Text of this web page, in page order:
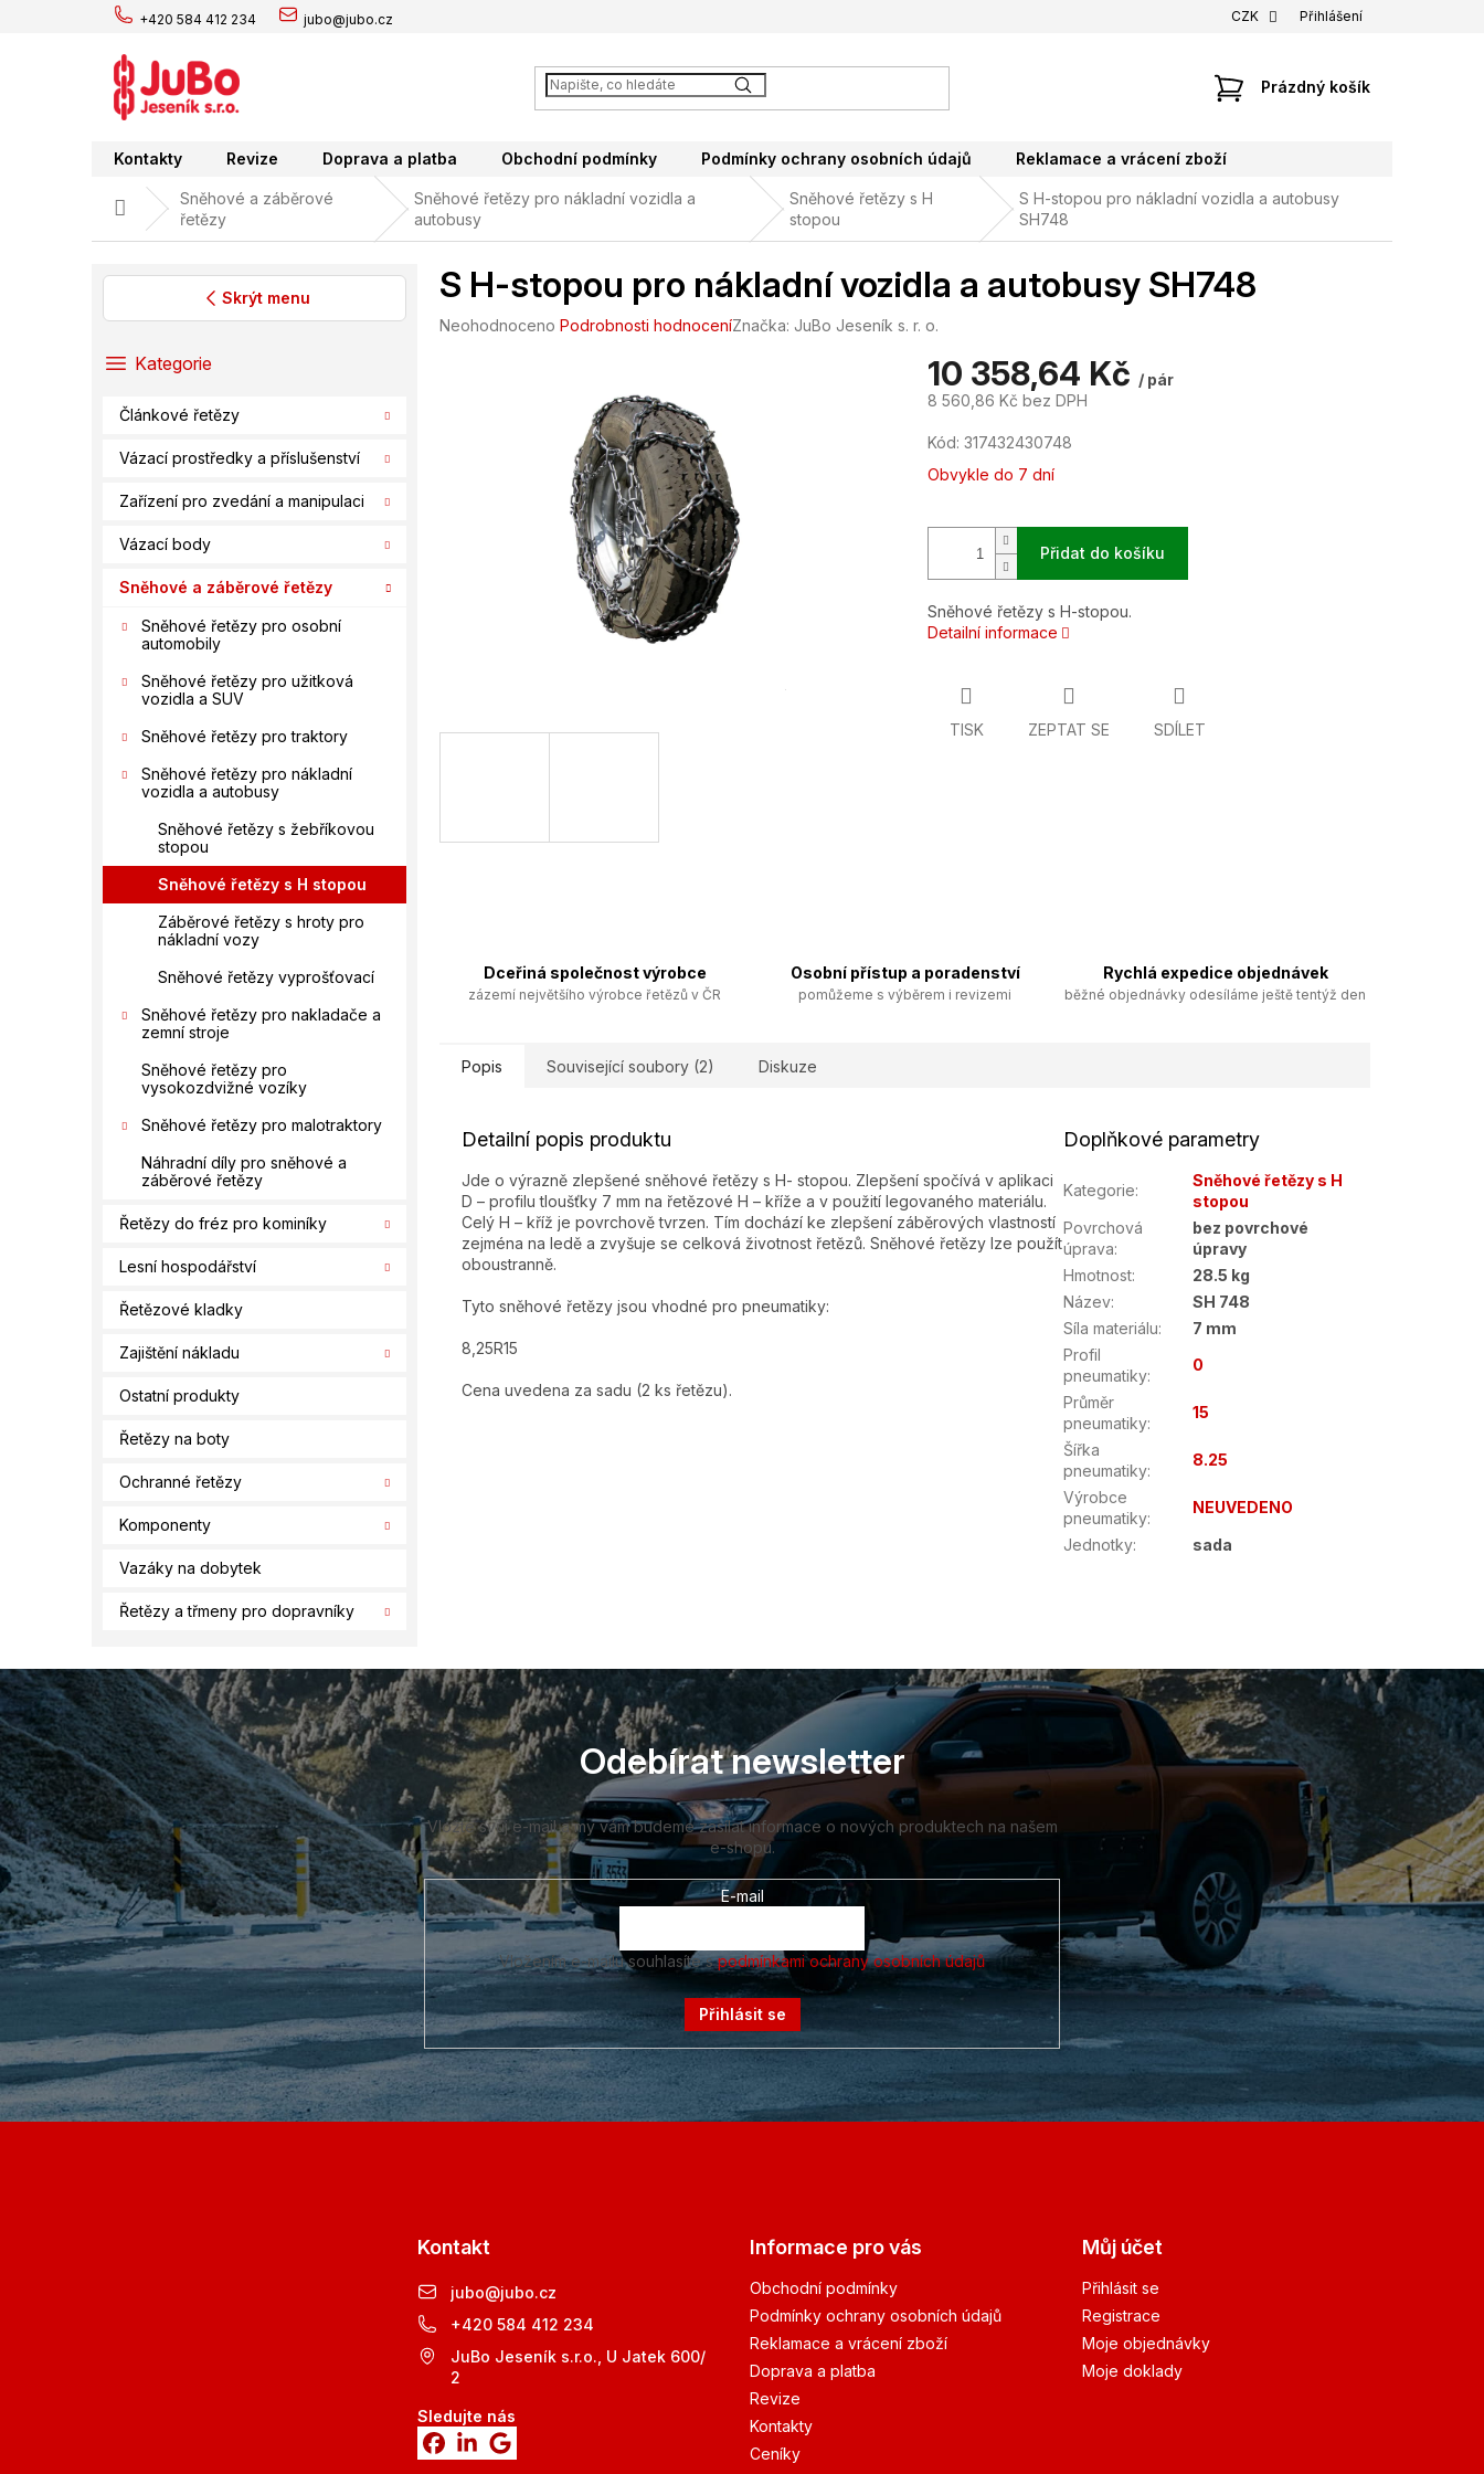
+420 584 412 234 jubo@jubo.cz CZK Přihlášení
NÁKUPNÍ
Prázdný košík
Kontakty Revize Doprava a platba Obchodní podmínky Podmínky ochrany osobních údajů Reklamace a vrácení zboží
Domů
Sněhové a záběrové
řetězy
Sněhové řetězy pro nákladní vozidla a
autobusy
Sněhové řetězy s H
stopou
S H-stopou pro nákladní vozidla a autobusy
SH748
Skrýt menu
PřeskočitKategorie
Článkové řetězy
Vázací prostředky a příslušenství
Zařízení pro zvedání a manipulaci
Vázací body
Sněhové a záběrové řetězy
Sněhové řetězy pro osobní
automobily
Sněhové řetězy pro užitková
vozidla a SUV
Sněhové řetězy pro traktory
Sněhové řetězy pro nákladní
vozidla a autobusy
Sněhové řetězy s žebříkovou
stopou
Sněhové řetězy s H stopou
Záběrové řetězy s hroty pro
nákladní vozy
Sněhové řetězy vyprošťovací
Sněhové řetězy pro nakladače a
zemní stroje
Sněhové řetězy pro
vysokozdvižné vozíky
Sněhové řetězy pro malotraktory
Náhradní díly pro sněhové a
záběrové řetězy
Řetězy do fréz pro kominíky
Lesní hospodářství
Řetězové kladky
Zajištění nákladu
Ostatní produkty
Řetězy na boty
Ochranné řetězy
Komponenty
Vazáky na dobytek
Řetězy a třmeny pro dopravníky
S H-stopou pro nákladní vozidla a autobusy SH748
Průměrné
Neohodnoceno Podrobnosti hodnoceníZnačka: JuBo Jeseník s. r. o.
10 358,64 Kč / pár
8 560,86 Kč bez DPH
Měrná
cena:
Kód: 317432430748
Obvykle do 7 dní
Přidat do košíku
Sněhové řetězy s H-stopou.
Detailní informace
TISK ZEPTAT SE SDÍLET
Dceřiná společnost výrobce
zázemí největšího výrobce řetězů v ČR
Osobní přístup a poradenství
pomůžeme s výběrem i revizemi
Rychlá expedice objednávek
běžné objednávky odesíláme ještě tentýž den
Popis Související soubory (2) Diskuze
Detailní popis produktu
Jde o výrazně zlepšené sněhové řetězy s H- stopou. Zlepšení spočívá v aplikaci
D – profilu tloušťky 7 mm na řetězové H – kříže a v použití legovaného materiálu.
Celý H – kříž je povrchově tvrzen. Tím dochází ke zlepšení záběrových vlastností
zejména na ledě a zvyšuje se celková životnost řetězů. Sněhové řetězy lze použít
oboustranně.
Tyto sněhové řetězy jsou vhodné pro pneumatiky:
8,25R15
Cena uvedena za sadu (2 ks řetězu).
Doplňkové parametry
Kategorie:
Sněhové řetězy s H
stopou
Povrchová
úprava:
bez povrchové
úpravy
Hmotnost:
28.5 kg
Název:
SH 748
Síla materiálu:
7 mm
Profil
pneumatiky:
0
Průměr
pneumatiky:
15
Šířka
pneumatiky:
8.25
Výrobce
pneumatiky:
NEUVEDENO
Jednotky: sada
Z
á
p
a
t
í
Odebírat newsletter
Vložte svůj e-mail a my vám budeme zasílat informace o nových produktech na našem
e-shopu.
E-mail
Vložením e-mailu souhlasíte spodmínkami ochrany osobních údajů
Přihlásit se
Kontakt
jubo@jubo.cz
+420 584 412 234
JuBo Jeseník s.r.o., U Jatek 600/
2
Sledujte nás
Informace pro vás
Obchodní podmínky
Podmínky ochrany osobních údajů
Reklamace a vrácení zboží
Doprava a platba
Revize
Kontakty
Ceníky
Můj účet
Přihlásit se
Registrace
Moje objednávky
Moje doklady